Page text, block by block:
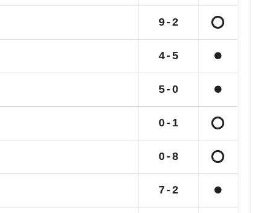
9-2
4-5
5-0
0- 1
0-8
7-2